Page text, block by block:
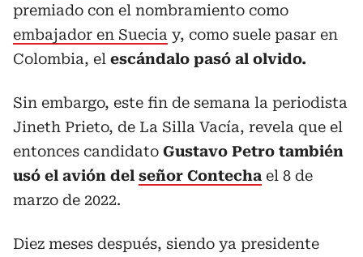
premiado con el nombramiento como
embajador en Suecia y, como suele pasar en
Colombia, el escándalo pasó al olvido.
Sin embargo, este fin de semana la periodista
Jineth Prieto, de La Silla Vacía, revela que el
entonces candidato Gustavo Petro también
usó el avión del señor Contecha el 8 de
marzo de 2022.
Diez meses después, siendo ya presidente